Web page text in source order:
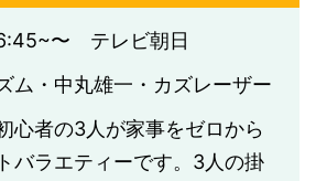
〜 テレビ朝日
ム・中丸雄一・カズレーザー
心者の3人が家事をゼロから
バラエティーです。3人の掛